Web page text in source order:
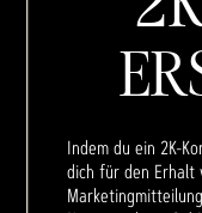
Indem du ein 2K-
dich für den Erhalt